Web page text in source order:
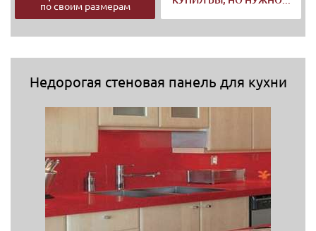
по своим размерам
Недорогая стеновая панель для кухни